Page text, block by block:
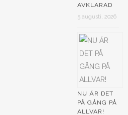
AVKLARAD
5 augusti, 2026
NU ÄR DET
PÅ GÅNG PÅ
ALLVAR!